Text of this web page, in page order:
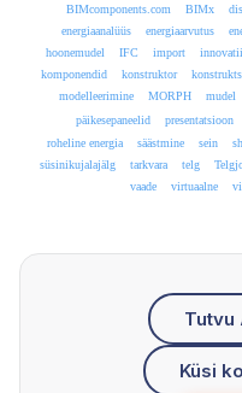
BIMcomponents.com BIMx
energiaanalüüs
energiaarvutus
hoonemudel IFC import
komponendid
konstruktor
modelleerimine
MORPH mudel
päikesepaneelid
presentatsioon
roheline energia
säästmine sein
süsinikujalajälg
tarkvara telg
vaade
virtuaalne
Tutvu
Küsi